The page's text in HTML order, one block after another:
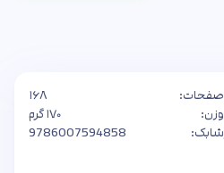
صفحات:
۱۶۸
وزن:
۱۷۰ گرم
شابک:
9786007594858